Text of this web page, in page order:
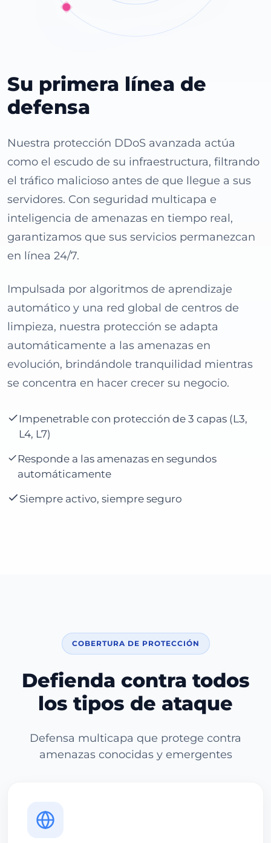
Su primera línea de
defensa
Nuestra protección DDoS avanzada actúa
como el escudo de su infraestructura, filtrando
el tráfico malicioso antes de que llegue a sus
servidores. Con seguridad multicapa e
inteligencia de amenazas en tiempo real,
garantizamos que sus servicios permanezcan
en línea 24/7.
Impulsada por algoritmos de aprendizaje
automático y una red global de centros de
limpieza, nuestra protección se adapta
automáticamente a las amenazas en
evolución, brindándole tranquilidad mientras
se concentra en hacer crecer su negocio.
Impenetrable con protección de 3 capas (L3,
L4, L7)
Responde a las amenazas en segundos
automáticamente
Siempre activo, siempre seguro
COBERTURA DE PROTECCIÓN
Defienda contra todos
los tipos de ataque
Defensa multicapa que protege contra
amenazas conocidas y emergentes